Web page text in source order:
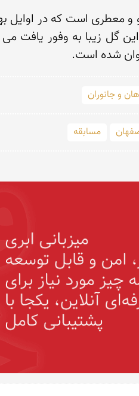
شده است.
و جانوران
مسابقه